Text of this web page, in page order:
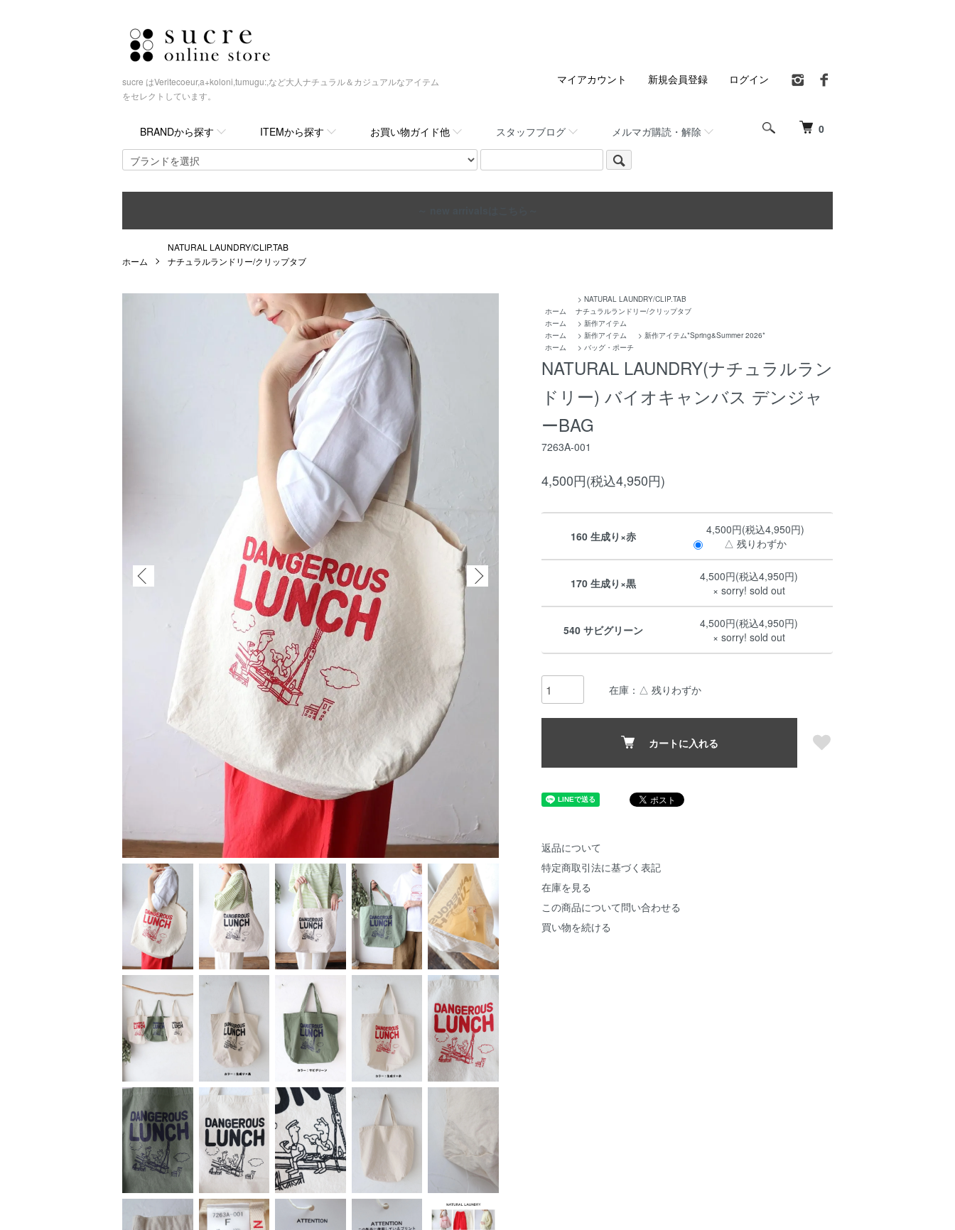
sucre はVeritecoeur,a+koloni,tumugu:,など大人ナチュラル＆カジュアルなアイテム
をセレクトしています。
0
BRANDから探す ITEMから探す お買い物ガイド他 スタッフブログ メルマガ購読・解除
マイアカウント 新規会員登録 ログイン
ホーム
NATURAL LAUNDRY/CLIP.TAB
ナチュラルランドリー/クリップタブ
ホーム
> NATURAL LAUNDRY/CLIP.TAB
ナチュラルランドリー/クリップタブ
ホーム
> 新作アイテム
ホーム
> 新作アイテム > 新作アイテム*Spring&Summer 2026*
ホーム
> バッグ・ポーチ
NATURAL LAUNDRY(ナチュラルラン
ドリー) バイオキャンバス デンジャ
ーBAG
7263A-001
4,500円(税込4,950円)
160 生成り×赤
4,500円(税込4,950円)
△ 残りわずか
170 生成り×黒
4,500円(税込4,950円)
× sorry! sold out
540 サビグリーン
4,500円(税込4,950円)
× sorry! sold out
在庫：△ 残りわずか
カートに入れる
返品について
特定商取引法に基づく表記
在庫を見る
この商品について問い合わせる
買い物を続ける